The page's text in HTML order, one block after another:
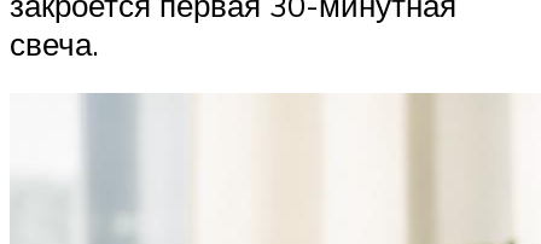
свеча.